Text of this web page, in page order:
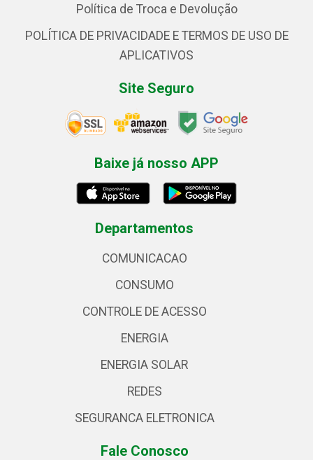
Política de Troca e Devolução
POLÍTICA DE PRIVACIDADE E TERMOS DE USO DE
APLICATIVOS
Site Seguro
Baixe já nosso APP
Departamentos
COMUNICACAO
CONSUMO
CONTROLE DE ACESSO
ENERGIA
ENERGIA SOLAR
REDES
SEGURANCA ELETRONICA
Fale Conosco